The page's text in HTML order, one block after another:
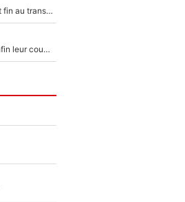
Yan Diomandé au Real Madrid : La photo qui met fin au transfert de l’été !
Antoine Dupont et Iris Mittenaere officialisent enfin leur couple : La photo qui enflamme les réseaux sociaux